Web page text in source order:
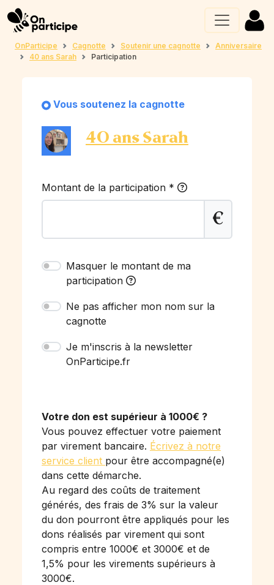
OnParticipe Cagnotte Soutenir une cagnotte
Anniversaire
40 ans Sarah
Participation
Vous soutenez la cagnotte
40 ans Sarah
Montant de la participation *
€
Masquer le montant de ma
participation
Ne pas afficher mon nom sur la
cagnotte
Je m'inscris à la newsletter
OnParticipe.fr
Votre don est supérieur à 1000€ ?
Vous pouvez effectuer votre paiement
par virement bancaire. Écrivez à notre
service client pour être accompagné(e)
dans cette démarche.
Au regard des coûts de traitement
générés, des frais de 3% sur la valeur
du don pourront être appliqués pour les
dons réalisés par virement qui sont
compris entre 1000€ et 3000€ et de
1,5% pour les virements supérieurs à
3000€.